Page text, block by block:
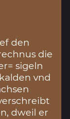
den
die
sigeln
vnd
dweil er